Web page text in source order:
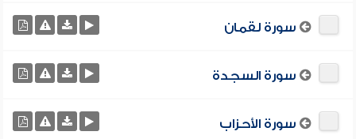
سورة لقمان
سورة السجدة
سورة الأحزاب